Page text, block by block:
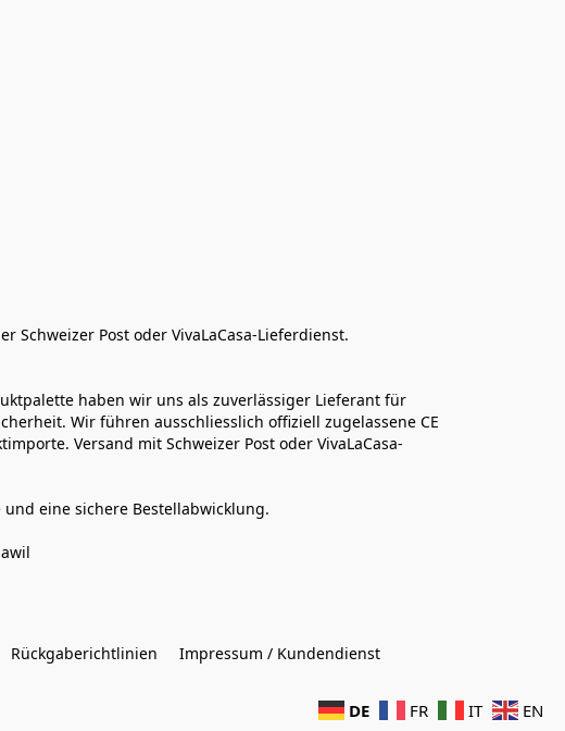
Schweizer Post oder VivaLaCasa-Lieferdienst.
haben wir uns als zuverlässiger Lieferant für
Wir führen ausschliesslich offiziell zugelassene CE
Versand mit Schweizer Post oder VivaLaCasa-
eine sichere Bestellabwicklung.
Rückgaberichtlinien
Impressum / Kundendienst
DE FR IT EN